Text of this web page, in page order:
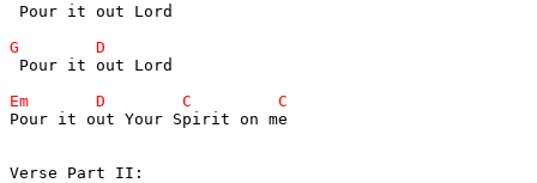
Pour it out Lord
Pour it out Lord
Pour it out Your Spirit on me
Verse Part II: